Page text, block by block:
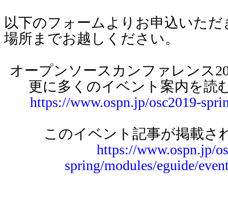
以下のフォームよりお申込いただ
場所までお越しください。
オープンソースカンファレンス
更に多くのイベント案内を読
https://www.ospn.jp/osc2019-
このイベント記事が掲載さ
https://www.ospn.jp/
spring/modules/eguide/